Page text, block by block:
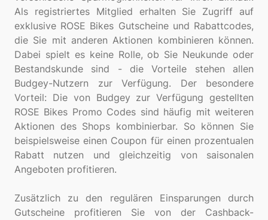
Als registriertes Mitglied erhalten Sie Zugriff auf
exklusive ROSE Bikes Gutscheine und Rabattcodes,
die Sie mit anderen Aktionen kombinieren können.
Dabei spielt es keine Rolle, ob Sie Neukunde oder
Bestandskunde sind - die Vorteile stehen allen
Budgey-Nutzern zur Verfügung. Der besondere
Vorteil: Die von Budgey zur Verfügung gestellten
ROSE Bikes Promo Codes sind häufig mit weiteren
Aktionen des Shops kombinierbar. So können Sie
beispielsweise einen Coupon für einen prozentualen
Rabatt nutzen und gleichzeitig von saisonalen
Angeboten profitieren.
Zusätzlich zu den regulären Einsparungen durch
Gutscheine profitieren Sie von der Cashback-